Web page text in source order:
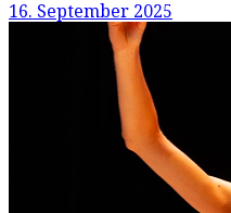
16. September 2025